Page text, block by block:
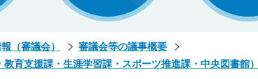
（審議会）
審議会等の議事概要
育支援課・生涯学習課・スポーツ推進課・中央図書館）